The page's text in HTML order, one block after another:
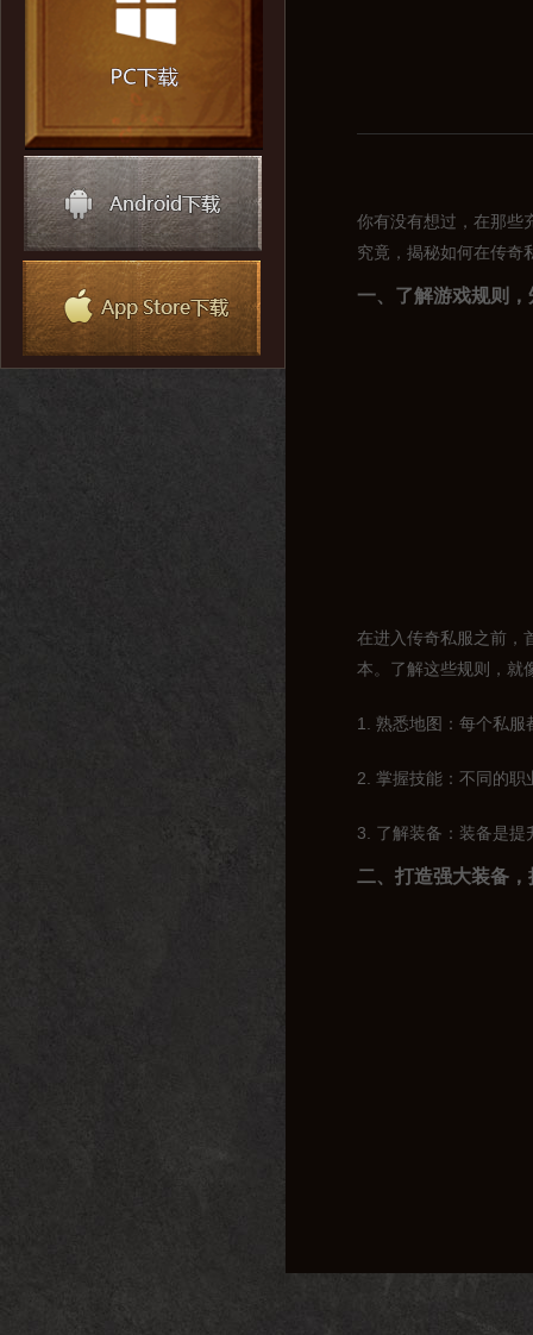
你有没有想过，在那些
究竟，揭秘如何在传奇
一、了解游戏规则
在进入传奇私服之前，
本。了解这些规则，就
1. 熟悉地图：每个私
2. 掌握技能：不同的
3. 了解装备：装备是
二、打造强大装备
在传奇私服中，装备的
1. 收集材料：游戏中